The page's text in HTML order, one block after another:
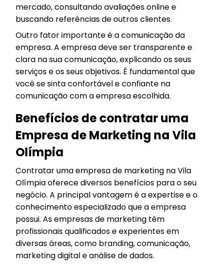
mercado, consultando avaliações online e
buscando referências de outros clientes.
Outro fator importante é a comunicação da
empresa. A empresa deve ser transparente e
clara na sua comunicação, explicando os seus
serviços e os seus objetivos. É fundamental que
você se sinta confortável e confiante na
comunicação com a empresa escolhida.
Benefícios de contratar uma
Empresa de Marketing na Vila
Olímpia
Contratar uma empresa de marketing na Vila
Olímpia oferece diversos benefícios para o seu
negócio. A principal vantagem é a expertise e o
conhecimento especializado que a empresa
possui. As empresas de marketing têm
profissionais qualificados e experientes em
diversas áreas, como branding, comunicação,
marketing digital e análise de dados.